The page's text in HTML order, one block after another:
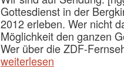
Gottesdienst in der
2012 erleben. Wer nicht
Möglichkeit den ganzen
Wer über die ZDF-
weiterlesen